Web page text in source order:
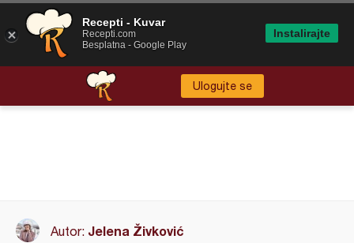
Ulogujte se
Autor: Jelena Živković
Recepti - Kuvar
Recepti.com
Besplatna - Google Play
Instalirajte